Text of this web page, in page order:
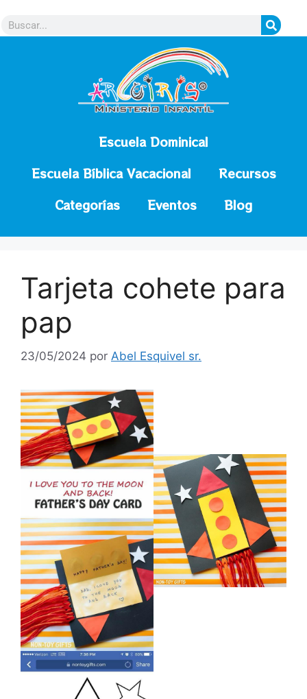
Escuela Dominical
Escuela Bíblica Vacacional
Recursos
Categorías
Eventos Blog
Tarjeta cohete para
pap
23/05/2024 por Abel Esquivel sr.